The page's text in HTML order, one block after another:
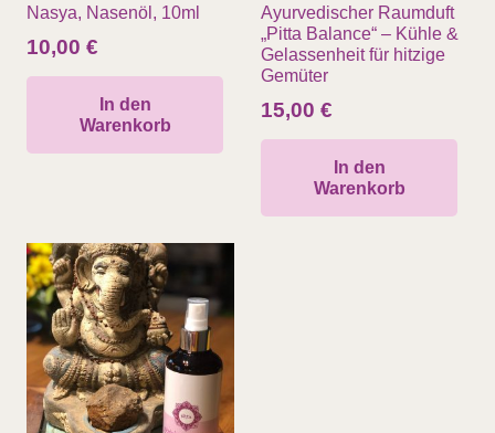
Nasya, Nasenöl, 10ml
10,00 €
In den
Warenkorb
Ayurvedischer Raumduft
„Pitta Balance“ – Kühle &
Gelassenheit für hitzige
Gemüter
15,00 €
In den
Warenkorb